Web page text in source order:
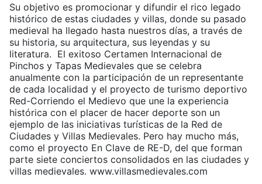
Su objetivo es promocionar y difundir el rico legado
histórico de estas ciudades y villas, donde su pasado
medieval ha llegado hasta nuestros días, a través de
su historia, su arquitectura, sus leyendas y su
literatura. El exitoso Certamen Internacional de
Pinchos y Tapas Medievales que se celebra
anualmente con la participación de un representante
de cada localidad y el proyecto de turismo deportivo
Red-Corriendo el Medievo que une la experiencia
histórica con el placer de hacer deporte son un
ejemplo de las iniciativas turísticas de la Red de
Ciudades y Villas Medievales. Pero hay mucho más,
como el proyecto En Clave de RE-D, del que forman
parte siete conciertos consolidados en las ciudades y
villas medievales. www.villasmedievales.com